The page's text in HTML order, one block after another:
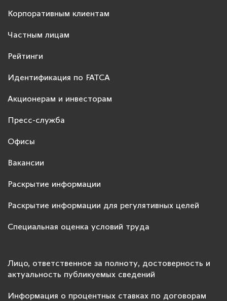
Корпоративным клиентам
Частным лицам
Рейтинги
Идентификация по FATCA
Акционерам и инвесторам
Пресс-служба
Офисы
Вакансии
Раскрытие информации
Раскрытие информации для регулятивных целей
Специальная оценка условий труда
Лицо, ответственное за полноту, достоверность и
актуальность публикуемых сведений
Информация о процентных ставках по договорам